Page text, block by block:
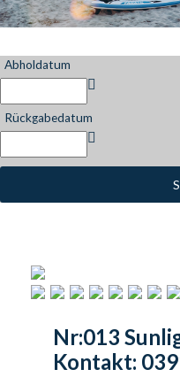
Abholdatum
Rückgabedatum
Nr:013
Kontakt: